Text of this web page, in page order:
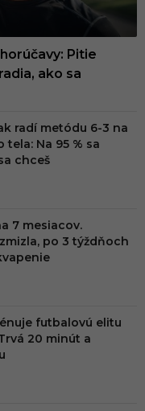
Pitie
ako sa
radí metódu 6-3 na
Na 95 % sa
chceš
7 mesiacov.
po 3 týždňoch
futbalovú elitu
20 minút a